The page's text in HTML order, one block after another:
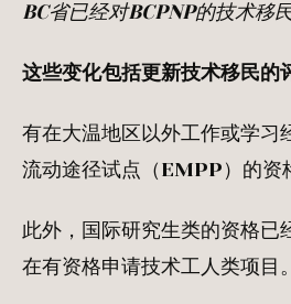
BC省已经对BCPNP的技术移
这些变化包括更新技术移民的
有在大温地区以外工作或学习
流动途径试点（EMPP）的资
此外，国际研究生类的资格已
在有资格申请技术工人类项目。